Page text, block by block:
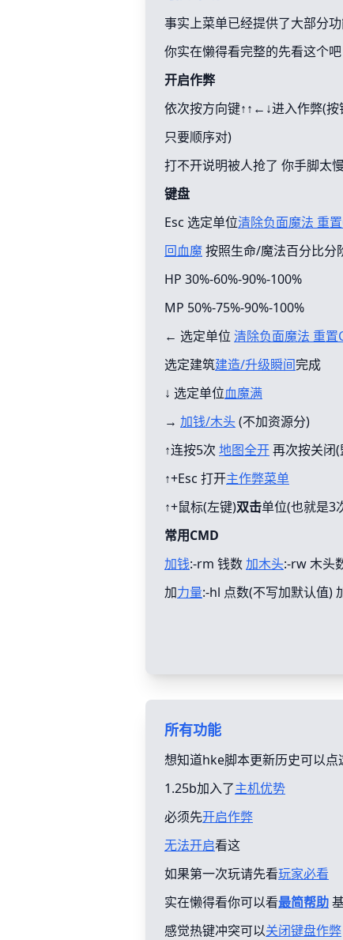
事实上菜单已经提供了大部分
你实在懒得看完整的先看这个
开启作弊
依次按方向键↑↑←↓进入作弊(
只要顺序对)
打不开说明被人抢了 你手脚太慢
键盘
Esc 选定单位清除负面魔法 重
回血魔按照生命/魔法百分比分
HP 30%-60%-90%-100%
MP 50%-75%-90%-100%
← 选定单位 清除负面魔法 重置
选定建筑建造/升级瞬间完成
↓ 选定单位血魔满
→ 加钱/木头(不加资源分)
↑连按5次 地图全开再次按关闭
↑+Esc 打开主作弊菜单
↑+鼠标(左键)双击单位(也就是3
常用CMD
加钱:-rm 钱数加木头:-rw 木头
加力量:-hl 点数(不写加默认值)
所有功能
想知道hke脚本更新历史可以点
1.25b加入了主机优势
必须先开启作弊
无法开启看这
如果第一次玩请先看玩家必看
实在懒得看你可以看最简帮助
感觉热键冲突可以关闭键盘作弊